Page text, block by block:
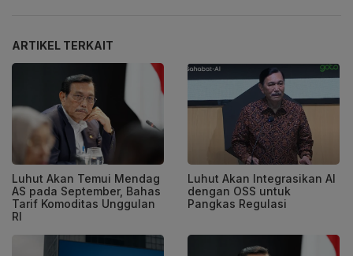
ARTIKEL TERKAIT
Luhut Akan Temui Mendag
AS pada September, Bahas
Tarif Komoditas Unggulan
RI
Luhut Akan Integrasikan AI
dengan OSS untuk
Pangkas Regulasi